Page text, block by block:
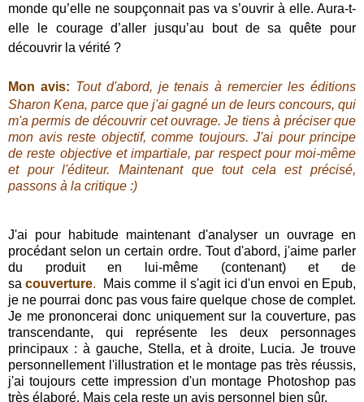
monde qu’elle ne soupçonnait pas va s’ouvrir à elle. Aura-t-
elle le courage d’aller jusqu’au bout de sa quête pour
découvrir la vérité ?
Mon avis: Tout d'abord, je tenais à remercier les éditions
Sharon Kena, parce que j'ai gagné un de leurs concours, qui
m'a permis de découvrir cet ouvrage.Je tiens à préciser que
mon avis reste objectif, comme toujours. J'ai pour principe
de reste objective et impartiale, par respect pour moi-même
et pour l'éditeur. Maintenant que tout cela est précisé,
passons à la critique :)
J'ai pour habitude maintenant d'analyser un ouvrage en
procédant selon un certain ordre. Tout d'abord, j'aime parler
du produit en lui-même (contenant) et de
sacouverture.
Mais comme il s'agit ici d'un envoi en Epub,
je ne pourrai donc pas vous faire quelque chose de complet.
Je me prononcerai donc uniquement sur la couverture, pas
transcendante, qui représente les deux personnages
principaux : à gauche, Stella, et à droite, Lucia. Je trouve
personnellement l'illustration et le montage pas très réussis,
j'ai toujours cette impression d'un montage Photoshop pas
très élaboré. Mais cela reste un avis personnel bien sûr.